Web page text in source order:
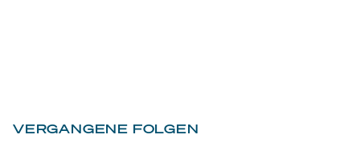
VERGANGENE FOLGEN